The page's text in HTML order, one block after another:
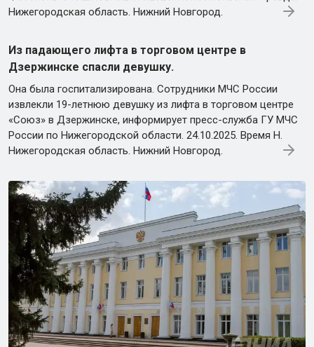
Нижегородская область. Нижний Новгород.
Из падающего лифта в торговом центре в
Дзержинске спасли девушку.
Она была госпитализирована. Сотрудники МЧС России
извлекли 19-летнюю девушку из лифта в торговом центре
«Союз» в Дзержинске, информирует пресс-служба ГУ МЧС
России по Нижегородской области. 24.10.2025. Время Н.
Нижегородская область. Нижний Новгород.